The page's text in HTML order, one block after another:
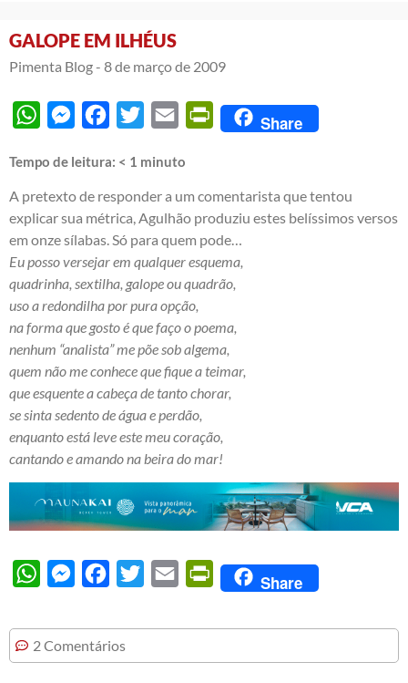
GALOPE EM ILHÉUS
Pimenta Blog - 8 de março de 2009
WhatsAppMessengerFacebook
Twitter Email PrintFriendly
Share
Tempo de leitura: < 1 minuto
A pretexto de responder a um comentarista que tentou
explicar sua métrica, Agulhão produziu estes belíssimos versos
em onze sílabas. Só para quem pode…
Eu posso versejar em qualquer esquema,
quadrinha, sextilha, galope ou quadrão,
uso a redondilha por pura opção,
na forma que gosto é que faço o poema,
nenhum “analista” me põe sob algema,
quem não me conhece que fique a teimar,
que esquente a cabeça de tanto chorar,
se sinta sedento de água e perdão,
enquanto está leve este meu coração,
cantando e amando na beira do mar!
WhatsAppMessengerFacebook
Twitter Email PrintFriendly
Share
2 Comentários